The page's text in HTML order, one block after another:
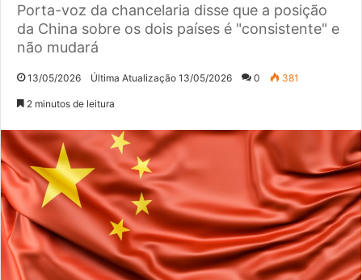
Porta-voz da chancelaria disse que a posição
da China sobre os dois países é "consistente" e
não mudará
13/05/2026 Última Atualização 13/05/2026 0 381
2 minutos de leitura